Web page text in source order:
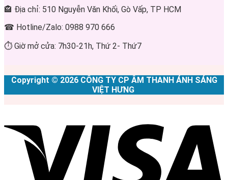
🏤 Địa chỉ: 510 Nguyễn Văn Khối, Gò Vấp, TP HCM
☎ Hotline/Zalo: 0988 970 666
⏱ Giờ mở cửa: 7h30-21h, Thứ 2- Thứ7
Copyright © 2026 CÔNG TY CP ÂM THANH ÁNH SÁNG
VIỆT HƯNG